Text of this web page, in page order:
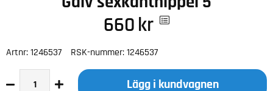
660 kr
Artnr: 1246537 RSK-nummer: 1246537
Lägg i kundvagnen